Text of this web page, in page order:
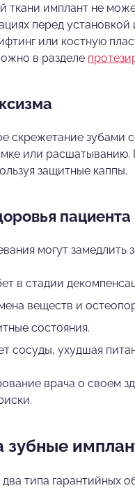
ткани имплант не
перед
или костную
в разделе
скрежетание зубами
или
защитные каппы.
пациента
могут замедлить
в стадии
веществ и
состояния.
сосуды, ухудшая
врача о своем
зубные
типа гарантийных